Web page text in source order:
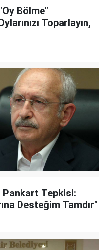
Bölme"
Toparlayın,
Pankart Tepkisi:
Desteğim Tamdır"